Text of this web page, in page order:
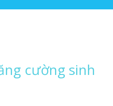
cường sinh